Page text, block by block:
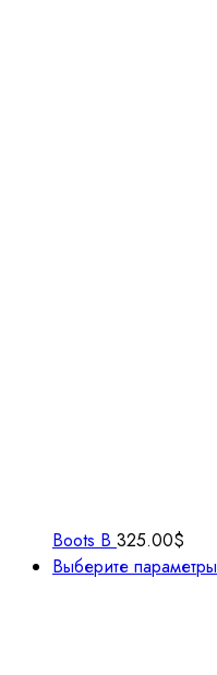
Boots B 325.00$
Выберите параметры